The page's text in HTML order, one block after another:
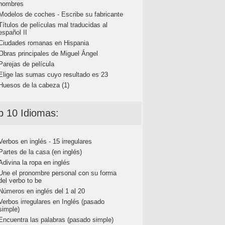
de coches - Escribe su fabricante
de películas mal traducidas al
II
romanas en Hispania
principales de Miguel Ángel
de película
las sumas cuyo resultado es 23
de la cabeza (1)
10 Idiomas:
en inglés - 15 irregulares
de la casa (en inglés)
la ropa en inglés
el pronombre personal con su forma
verbo to be
en inglés del 1 al 20
irregulares en Inglés (pasado
las palabras (pasado simple)